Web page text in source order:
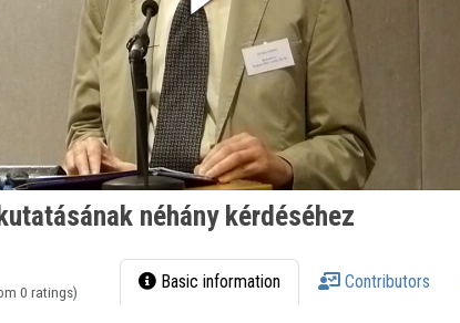
néhány kérdéséhez
0 ratings) Basic information Contributors